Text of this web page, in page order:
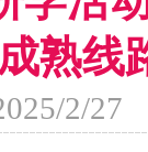
熟线
2025/